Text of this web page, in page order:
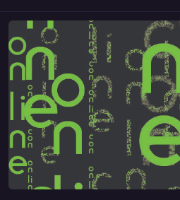
30.11.2025 - PR - Die Einladung